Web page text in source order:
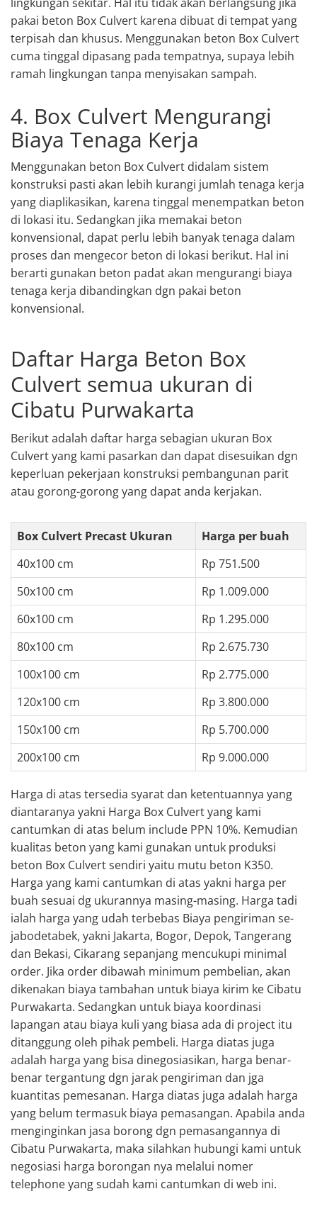
pakai beton Box Culvert karena dibuat di tempat yang
terpisah dan khusus. Menggunakan beton Box Culvert
cuma tinggal dipasang pada tempatnya, supaya lebih
ramah lingkungan tanpa menyisakan sampah.
4. Box Culvert Mengurangi
Biaya Tenaga Kerja
Menggunakan beton Box Culvert didalam sistem
konstruksi pasti akan lebih kurangi jumlah tenaga kerja
yang diaplikasikan, karena tinggal menempatkan beton
di lokasi itu. Sedangkan jika memakai beton
konvensional, dapat perlu lebih banyak tenaga dalam
proses dan mengecor beton di lokasi berikut. Hal ini
berarti gunakan beton padat akan mengurangi biaya
tenaga kerja dibandingkan dgn pakai beton
konvensional.
Daftar Harga Beton Box
Culvert semua ukuran di
Cibatu Purwakarta
Berikut adalah daftar harga sebagian ukuran Box
Culvert yang kami pasarkan dan dapat disesuikan dgn
keperluan pekerjaan konstruksi pembangunan parit
atau gorong-gorong yang dapat anda kerjakan.
Box Culvert Precast Ukuran
Harga per buah
40x100 cm
Rp 751.500
50x100 cm
Rp 1.009.000
60x100 cm
Rp 1.295.000
80x100 cm
Rp 2.675.730
100x100 cm
Rp 2.775.000
120x100 cm
Rp 3.800.000
150x100 cm
Rp 5.700.000
200x100 cm
Rp 9.000.000
Harga di atas tersedia syarat dan ketentuannya yang
diantaranya yakni Harga Box Culvert yang kami
cantumkan di atas belum include PPN 10%. Kemudian
kualitas beton yang kami gunakan untuk produksi
beton Box Culvert sendiri yaitu mutu beton K350.
Harga yang kami cantumkan di atas yakni harga per
buah sesuai dg ukurannya masing-masing. Harga tadi
ialah harga yang udah terbebas Biaya pengiriman se-
jabodetabek, yakni Jakarta, Bogor, Depok, Tangerang
dan Bekasi, Cikarang sepanjang mencukupi minimal
order. Jika order dibawah minimum pembelian, akan
dikenakan biaya tambahan untuk biaya kirim ke Cibatu
Purwakarta. Sedangkan untuk biaya koordinasi
lapangan atau biaya kuli yang biasa ada di project itu
ditanggung oleh pihak pembeli. Harga diatas juga
adalah harga yang bisa dinegosiasikan, harga benar-
benar tergantung dgn jarak pengiriman dan jga
kuantitas pemesanan. Harga diatas juga adalah harga
yang belum termasuk biaya pemasangan. Apabila anda
menginginkan jasa borong dgn pemasangannya di
Cibatu Purwakarta, maka silahkan hubungi kami untuk
negosiasi harga borongan nya melalui nomer
telephone yang sudah kami cantumkan di web ini.